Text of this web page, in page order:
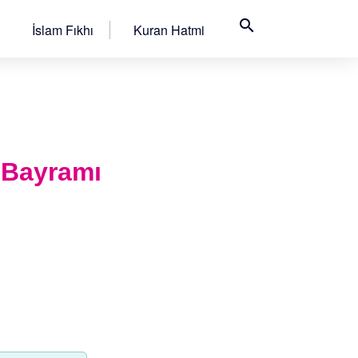
İslam Fıkhı Kuran Hatmi search